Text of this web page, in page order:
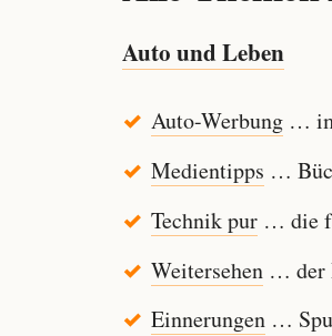
Auto und Leben
Auto-Werbung… im
Medientipps …
Technik pur… die
Weitersehen… der
Einnerungen…